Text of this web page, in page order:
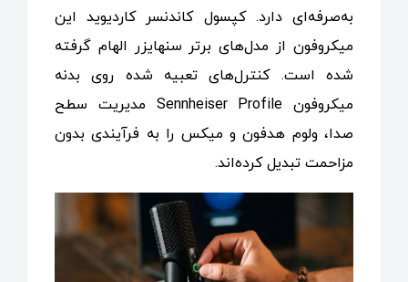
به‌صرفه‌ای دارد. کپسول کاندنسر کاردیوید این
میکروفون از مدل‌های برتر سنهایزر الهام گرفته
شده است. کنترل‌های تعبیه شده روی بدنه
میکروفون Sennheiser Profile مدیریت سطح
صدا، ولوم هدفون و میکس را به فرآیندی بدون
مزاحمت تبدیل کرده‌اند.